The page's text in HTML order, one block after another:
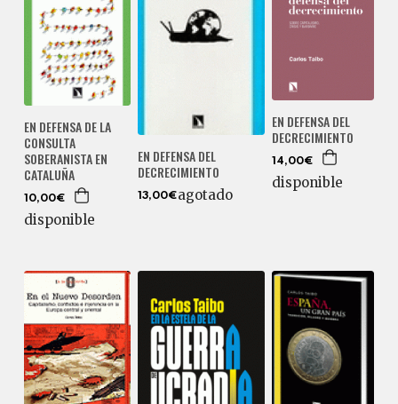
EN DEFENSA DE LA
CONSULTA
SOBERANISTA EN
CATALUÑA
10,00€
disponible
EN DEFENSA DEL
DECRECIMIENTO
13,00€agotado
EN DEFENSA DEL
DECRECIMIENTO
14,00€
disponible